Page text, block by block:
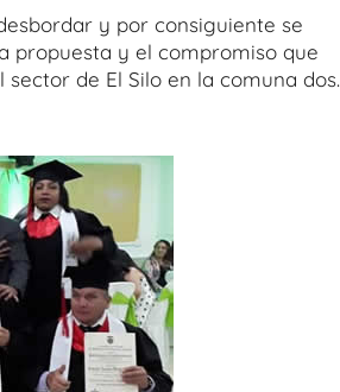
y por consiguiente se
propuesta y el compromiso que
de El Silo en la comuna dos.